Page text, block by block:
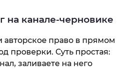
на канале-черновике
авторское право в прямом
проверки. Суть простая:
заливаете на него